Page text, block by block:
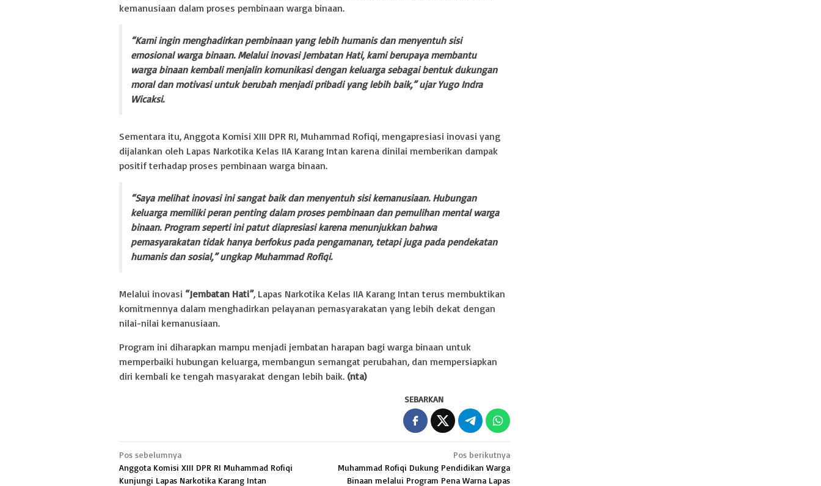
kemanusiaan dalam proses pembinaan warga binaan.
“Kami ingin menghadirkan pembinaan yang lebih humanis dan menyentuh sisi
emosional warga binaan. Melalui inovasi Jembatan Hati, kami berupaya membantu
warga binaan kembali menjalin komunikasi dengan keluarga sebagai bentuk dukungan
moral dan motivasi untuk berubah menjadi pribadi yang lebih baik,” ujar Yugo Indra
Wicaksi.
Sementara itu, Anggota Komisi XIII DPR RI, Muhammad Rofiqi, mengapresiasi inovasi yang
dijalankan oleh Lapas Narkotika Kelas IIA Karang Intan karena dinilai memberikan dampak
positif terhadap proses pembinaan warga binaan.
“Saya melihat inovasi ini sangat baik dan menyentuh sisi kemanusiaan. Hubungan
keluarga memiliki peran penting dalam proses pembinaan dan pemulihan mental warga
binaan. Program seperti ini patut diapresiasi karena menunjukkan bahwa
pemasyarakatan tidak hanya berfokus pada pengamanan, tetapi juga pada pendekatan
humanis dan sosial,” ungkap Muhammad Rofiqi.
Melalui inovasi “Jembatan Hati”, Lapas Narkotika Kelas IIA Karang Intan terus membuktikan
komitmennya dalam menghadirkan pelayanan pemasyarakatan yang lebih dekat dengan
nilai-nilai kemanusiaan.
Program ini diharapkan mampu menjadi jembatan harapan bagi warga binaan untuk
memperbaiki hubungan keluarga, membangun semangat perubahan, dan mempersiapkan
diri kembali ke tengah masyarakat dengan lebih baik. (nta)
SEBARKAN
Navigasi
pos
Pos sebelumnya
Anggota Komisi XIII DPR RI Muhammad Rofiqi
Kunjungi Lapas Narkotika Karang Intan
Pos berikutnya
Muhammad Rofiqi Dukung Pendidikan Warga
Binaan melalui Program Pena Warna Lapas